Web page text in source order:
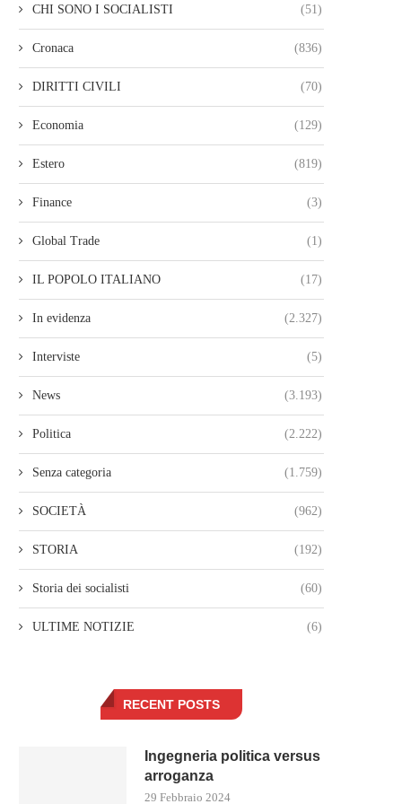
CHI SONO I SOCIALISTI (51)
Cronaca (836)
DIRITTI CIVILI (70)
Economia (129)
Estero (819)
Finance (3)
Global Trade (1)
IL POPOLO ITALIANO (17)
In evidenza (2.327)
Interviste (5)
News (3.193)
Politica (2.222)
Senza categoria (1.759)
SOCIETÀ (962)
STORIA (192)
Storia dei socialisti (60)
ULTIME NOTIZIE (6)
RECENT POSTS
Ingegneria politica versus
arroganza
29 Febbraio 2024